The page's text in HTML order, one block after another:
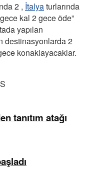
2 , İtalyaturlarında
kal 2 gece öde”
yapılan
destinasyonlarda 2
konaklayacaklar.
tanıtım atağı